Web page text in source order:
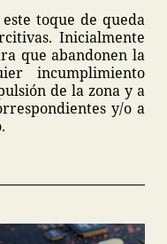
toque de queda
Inicialmente
que abandonen la
incumplimiento
de la zona y a
y/o a